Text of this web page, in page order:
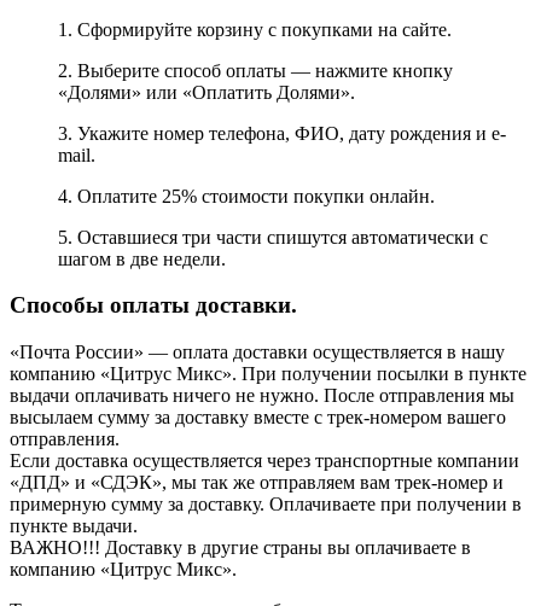
1. Сформируйте корзину с покупками на сайте.
2. Выберите способ оплаты — нажмите кнопку
«Долями» или «Оплатить Долями».
3. Укажите номер телефона, ФИО, дату рождения и e-
mail.
4. Оплатите 25% стоимости покупки онлайн.
5. Оставшиеся три части спишутся автоматически с
шагом в две недели.
Способы оплаты доставки.
«Почта России» — оплата доставки осуществляется в нашу
компанию «Цитрус Микс». При получении посылки в пункте
выдачи оплачивать ничего не нужно. После отправления мы
высылаем сумму за доставку вместе с трек-номером вашего
отправления.
Если доставка осуществляется через транспортные компании
«ДПД» и «СДЭК», мы так же отправляем вам трек-номер и
примерную сумму за доставку. Оплачиваете при получении в
пункте выдачи.
ВАЖНО!!! Доставку в другие страны вы оплачиваете в
компанию «Цитрус Микс».